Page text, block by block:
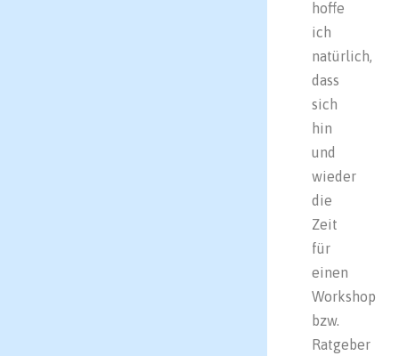
hoffe
ich
natürlich,
dass
sich
hin
und
wieder
die
Zeit
für
einen
Workshop
bzw.
Ratgeber